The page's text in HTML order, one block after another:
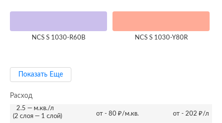
NCS S 1030-R60B NCS S 1030-Y80R
Показать Еще
Расход
2.5 — м.кв./л
(2 слоя — 1 слой)
от - 80 ₽/м.кв. от - 202 ₽/л